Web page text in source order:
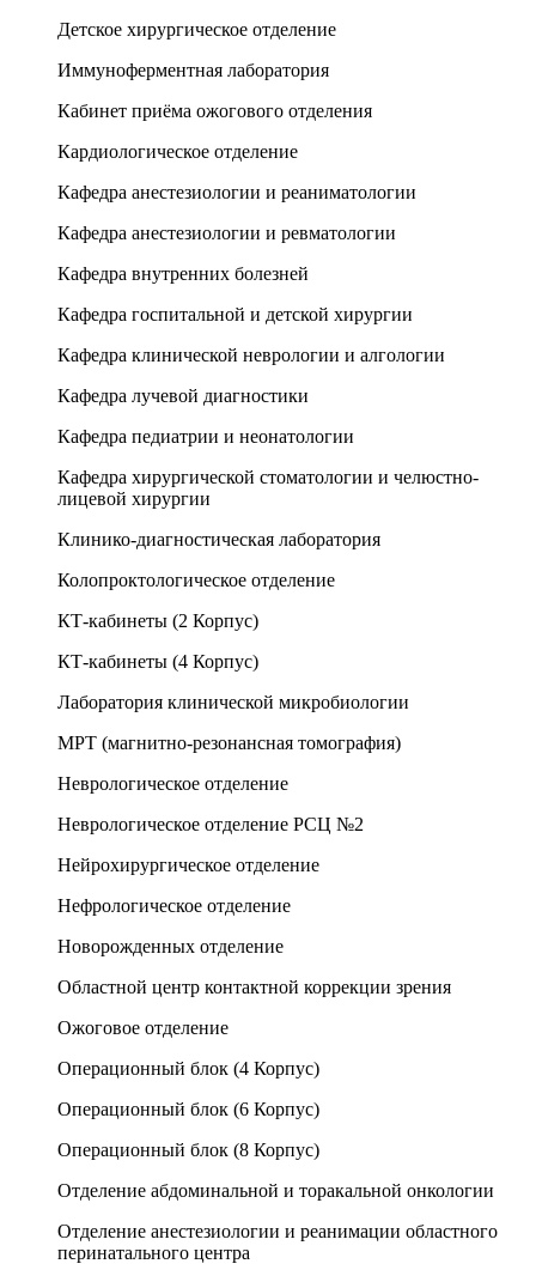
Детское хирургическое отделение
Иммуноферментная лаборатория
Кабинет приёма ожогового отделения
Кардиологическое отделение
Кафедра анестезиологии и реаниматологии
Кафедра анестезиологии и ревматологии
Кафедра внутренних болезней
Кафедра госпитальной и детской хирургии
Кафедра клинической неврологии и алгологии
Кафедра лучевой диагностики
Кафедра педиатрии и неонатологии
Кафедра хирургической стоматологии и челюстно-
лицевой хирургии
Клинико-диагностическая лаборатория
Колопроктологическое отделение
КТ-кабинеты (2 Корпус)
КТ-кабинеты (4 Корпус)
Лаборатория клинической микробиологии
МРТ (магнитно-резонансная томография)
Неврологическое отделение
Неврологическое отделение РСЦ №2
Нейрохирургическое отделение
Нефрологическое отделение
Новорожденных отделение
Областной центр контактной коррекции зрения
Ожоговое отделение
Операционный блок (4 Корпус)
Операционный блок (6 Корпус)
Операционный блок (8 Корпус)
Отделение абдоминальной и торакальной онкологии
Отделение анестезиологии и реанимации областного
перинатального центра